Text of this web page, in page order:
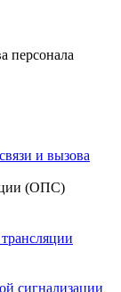
персонала
и вызова
(ОПС)
сигнализации